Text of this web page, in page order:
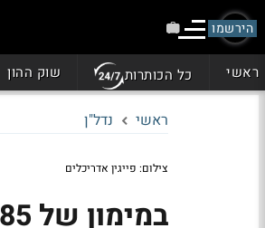
הירשמו
ראשי כל הכותרות שוק ההון
ראשי נדל"ן
צילום: פייגין אדריכלים